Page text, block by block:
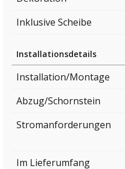
Inklusive Scheibe
Installationsdetails
Installation/Montage
Abzug/Schornstein
Stromanforderungen
Im Lieferumfang